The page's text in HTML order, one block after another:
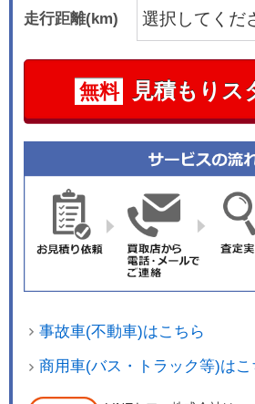
走行距離(km)
無料 見積もりス
事故車(不動車)はこちら
商用車(バス・トラック等)はこ